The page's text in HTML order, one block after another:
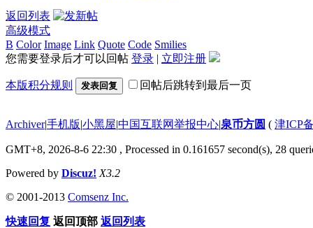
返回列表
高级模式
B Color Image Link Quote Code Smilies
您需要登录后才可以回帖 登录 | 立即注册
本版积分规则 发表回复 回帖后跳转到最后一页
Archiver|手机版|小黑屋|中国互联网举报中心|泉币方圆 ( 津ICP
GMT+8, 2026-8-6 22:30 , Processed in 0.161657 second(s), 28
Powered by Discuz! X3.2
© 2001-2013 Comsenz Inc.
快速回复 返回顶部 返回列表